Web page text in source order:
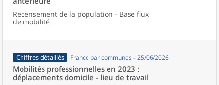
Recensement de la population - Base flux
de mobilité
Chiffres détaillés France par communes – 25/06/2026
Mobilités professionnelles en 2023 :
déplacements domicile - lieu de travail